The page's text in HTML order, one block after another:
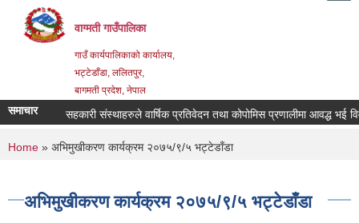
वाग्मती गाउँपालिका
गाउँ कार्यपालिकाको कार्यालय,
भट्टेडाँडा, ललितपुर,
बागमती प्रदेश, नेपाल
समाचार सहकारी संस्थाहरुले वार्षिक प्रतिवेदन तथा कोपोमिस प्रणालीमा आवद्ध भई
You are here
Home » अभिमुखीकरण कार्यक्रम २०७५/९/५ भट्टेडाँडा
अभिमुखीकरण कार्यक्रम २०७५/९/५ भट्टेडाँडा